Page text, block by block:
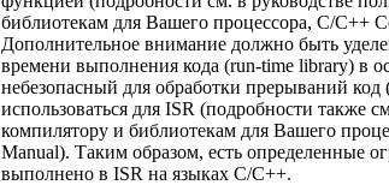
библиотекам для Вашего процессора, C/C++
Дополнительное внимание должно быть
времени выполнения кода (run-time library) в
небезопасный для обработки прерываний
использоваться для ISR (подробности также
компилятору и библиотекам для Вашего
Manual). Таким образом, есть определенные
выполнено в ISR на языках C/C++.